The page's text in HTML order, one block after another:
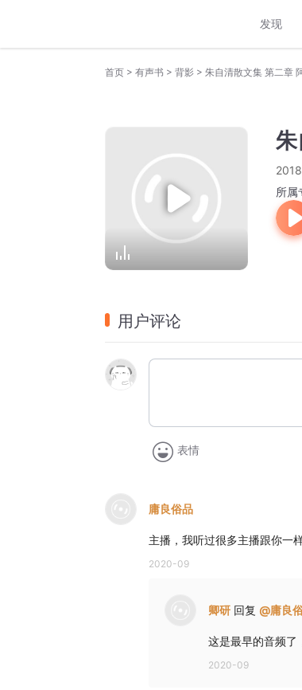
发现
首页 > 有声书 > 背影 > 朱自清散文集 第二章
所属
用户评论
表情
庸良俗品
主播，我听过很多主播跟你一
2020-09
卿研 回复 @庸良
这是最早的音频了
2020-09